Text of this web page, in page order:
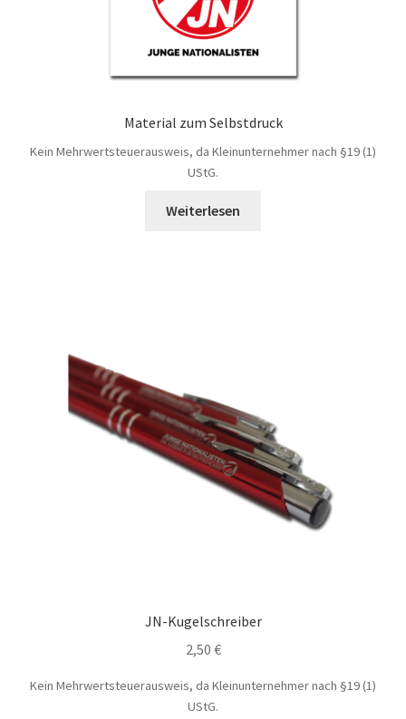
Material zum Selbstdruck
Kein Mehrwertsteuerausweis, da Kleinunternehmer nach §19 (1)
UStG.
Weiterlesen
JN-Kugelschreiber
2,50 €
Kein Mehrwertsteuerausweis, da Kleinunternehmer nach §19 (1)
UStG.